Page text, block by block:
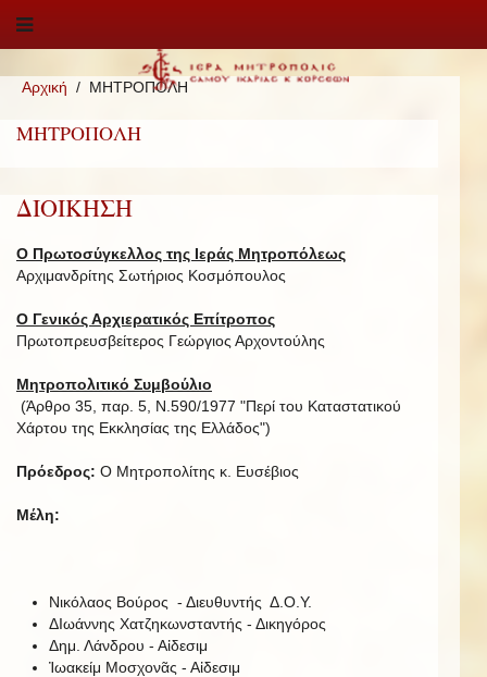
Αρχική ΜΗΤΡΟΠΟΛΗ
ΜΗΤΡΟΠΟΛΗ
ΔΙΟΙΚΗΣΗ
Ο Πρωτοσύγκελλος της Ιεράς Μητροπόλεως
Αρχιμανδρίτης Σωτήριος Κοσμόπουλος
Ο Γενικός Αρχιερατικός Επίτροπος
Πρωτοπρευσβείτερος Γεώργιος Αρχοντούλης
Μητροπολιτικό Συμβούλιο
(Άρθρο 35, παρ. 5, Ν.590/1977 "Περί του Καταστατικού
Χάρτου της Εκκλησίας της Ελλάδος")
Πρόεδρος: Ο Μητροπολίτης κ. Ευσέβιος
Μέλη:
Νικόλαος Βούρος - Διευθυντής Δ.Ο.Υ.
ΔΙωάννης Χατζηκωνσταντής - Δικηγόρος
Δημ. Λάνδρου - Αἰδεσιμ
Ἰωακείμ Μοσχονᾶς - Αἰδεσιμ